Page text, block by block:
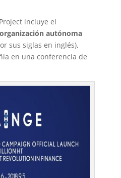
incluye el
organización autónoma
sus siglas en inglés),
en una conferencia de